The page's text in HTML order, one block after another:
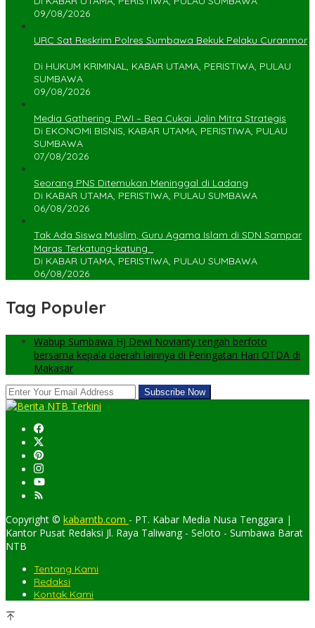
09/08/2026
URC Sat Reskrim Polres Sumbawa Bekuk Pelaku Curanmor
Di HUKUM KRIMINAL, KABAR UTAMA, PERISTIWA, PULAU
SUMBAWA
09/08/2026
Media Gathering, PWI – Bea Cukai Jalin Mitra Strategis
Di EKONOMI BISNIS, KABAR UTAMA, PERISTIWA, PULAU
SUMBAWA
07/08/2026
Seorang PNS Ditemukan Meninggal di Ladang
Di KABAR UTAMA, PERISTIWA, PULAU SUMBAWA
06/08/2026
Tak Ada Siswa Muslim, Guru Agama Islam di SDN Sampar
Maras Terkatung-katung ‎
Di KABAR UTAMA, PERISTIWA, PULAU SUMBAWA
06/08/2026
Tag Populer
Wabup Sumbawa Hj Dewi Novianty tengah berfoto
bersama kepala daerah lainnya di Peringatan Hari OTDA di
Makasar
Copyright © kabarntb.com - PT. Kabar Media Nusa Tenggara |
Kantor Pusat Redaksi Jl. Raya Taliwang - Seloto - Sumbawa Barat
NTB
Tentang Kami
Redaksi
Kontak Kami